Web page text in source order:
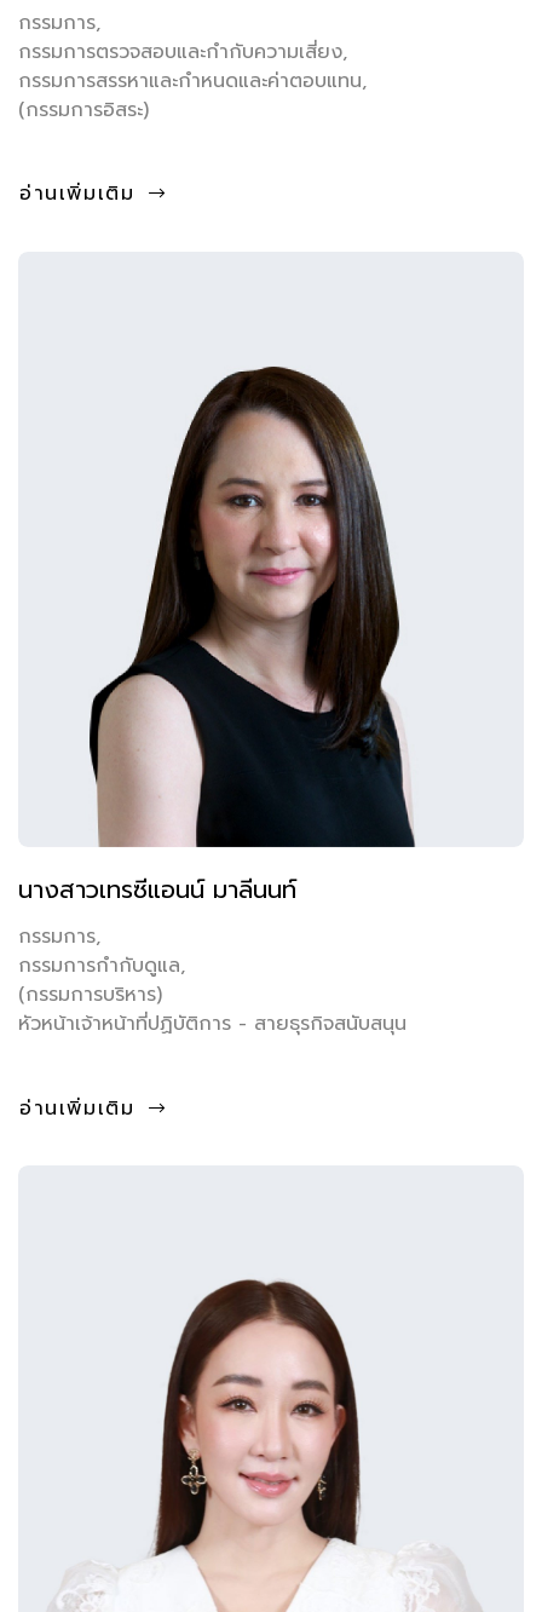
กรรมการ,
กรรมการตรวจสอบและกำกับความเสี่ยง,
กรรมการสรรหาและกำหนดและค่าตอบแทน,
(กรรมการอิสระ)
อ่านเพิ่มเติม
นางสาวเทรซีแอนน์ มาลีนนท์
กรรมการ,
กรรมการกำกับดูแล,
(กรรมการบริหาร)
หัวหน้าเจ้าหน้าที่ปฏิบัติการ - สายธุรกิจสนับสนุน
อ่านเพิ่มเติม